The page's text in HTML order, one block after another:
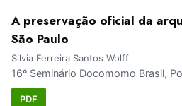
A preservação oficial da
São Paulo
Silvia Ferreira Santos Wolff
16º Seminário Docomomo Brasil,
PDF